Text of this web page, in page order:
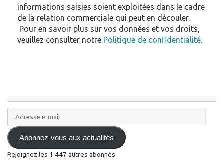
informations saisies soient exploitées dans le cadre
de la relation commerciale qui peut en découler.
Pour en savoir plus sur vos données et vos droits,
veuillez consulter notre Politique de confidentialité.
Adresse
e-
mail Abonnez-vous aux actualités
Rejoignez les 1 447 autres abonnés